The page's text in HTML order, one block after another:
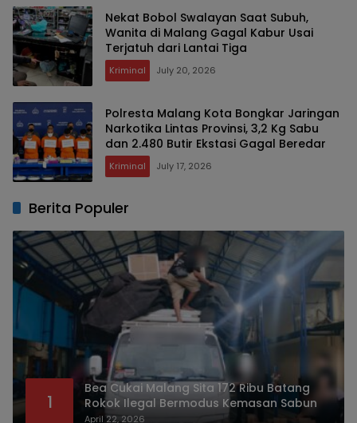
Nekat Bobol Swalayan Saat Subuh,
Wanita di Malang Gagal Kabur Usai
Terjatuh dari Lantai Tiga
Kriminal July 20, 2026
Polresta Malang Kota Bongkar Jaringan
Narkotika Lintas Provinsi, 3,2 Kg Sabu
dan 2.480 Butir Ekstasi Gagal Beredar
Kriminal July 17, 2026
Berita Populer
1
Bea Cukai Malang Sita 172 Ribu Batang
Rokok Ilegal Bermodus Kemasan Sabun
April 22, 2026